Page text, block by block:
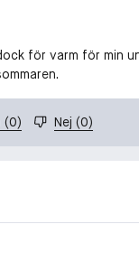
för varm för min
(0) Nej (0)